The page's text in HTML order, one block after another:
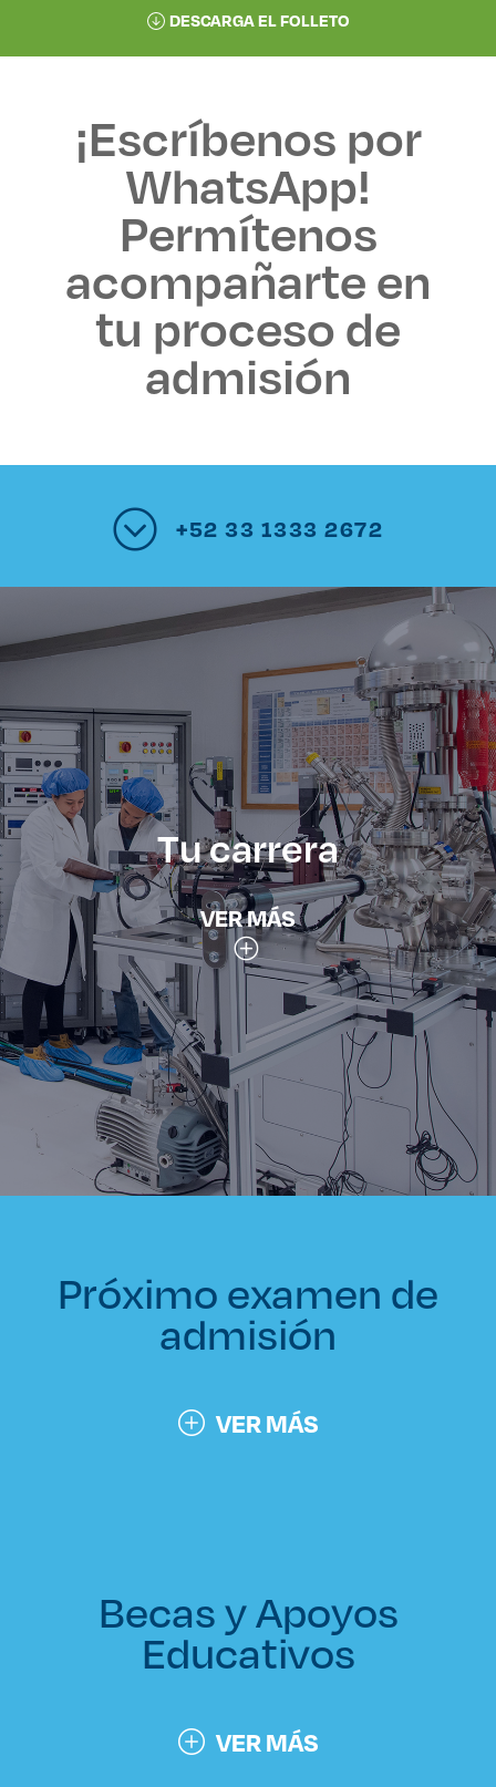
DESCARGA EL FOLLETO
¡Escríbenos por
WhatsApp!
Permítenos
acompañarte en
tu proceso de
admisión
+52 33 1333 2672
Tu carrera
VER MÁS
Próximo examen de
admisión
VER MÁS
Becas y Apoyos
Educativos
VER MÁS